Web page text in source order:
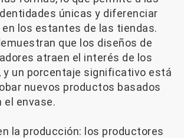
únicas y diferenciar
los estantes de las tiendas.
que los diseños de
atraen el interés de los
y un porcentaje significativo está
nuevos productos basados
el envase.
la producción: los productores